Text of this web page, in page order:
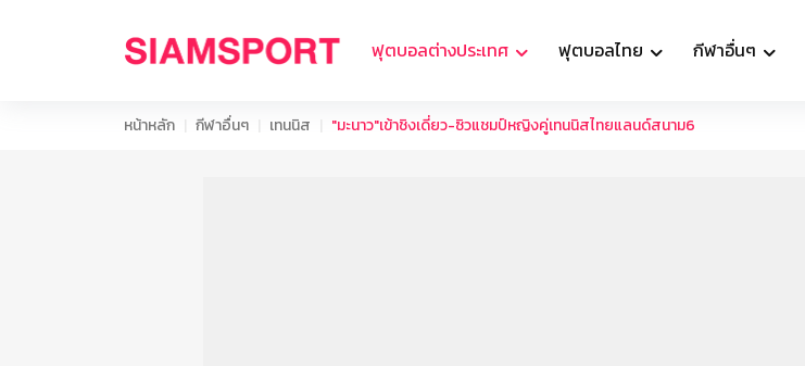
ฟุตบอลต่างประเทศ ฟุตบอลไทย กีฬาอื่นๆ
หน้าหลัก กีฬาอื่นๆ เทนนิส "มะนาว"เข้าชิงเดี่ยว-ซิวแชมป์หญิงคู่เทนนิสไทยแลนด์สนาม6